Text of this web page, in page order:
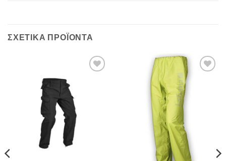
ΣΧΕΤΙΚΆ ΠΡΟΪΌΝΤΑ